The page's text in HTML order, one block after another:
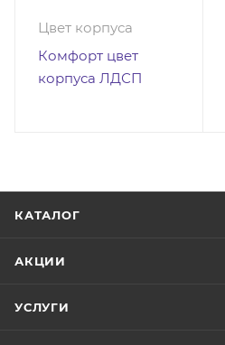
Цвет корпуса
Комфорт цвет
корпуса ЛДСП
КАТАЛОГ
АКЦИИ
УСЛУГИ